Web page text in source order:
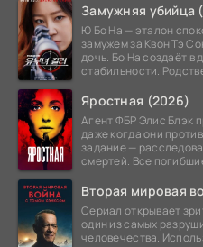
Замужняя убийца
Ю Бо На — эталон
замужем за Квон Тэ
дочь. Бо На создаёт в
стабильности.
Яростная (2026)
Агент ФБР Элис Блэк
даже когда они
задание —
смертей. Все
Сериал открывает
один из самых
человечества.